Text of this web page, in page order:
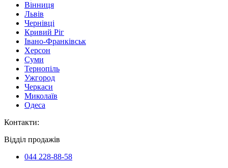
Вінниця
Львів
Чернівці
Кривий Ріг
Івано-Франківськ
Херсон
Суми
Тернопіль
Ужгород
Черкаси
Миколаїв
Одеса
Контакти:
Відділ продажів
044 228-88-58